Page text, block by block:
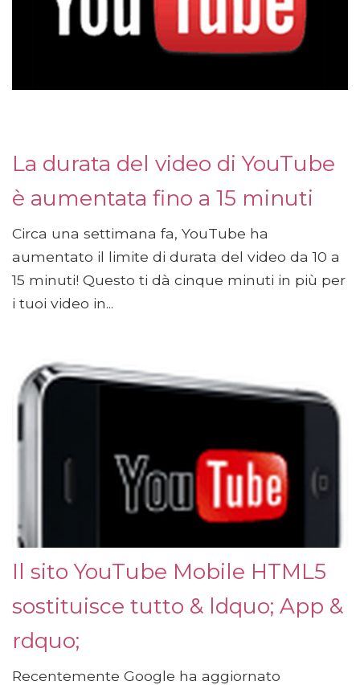
La durata del video di YouTube
è aumentata fino a 15 minuti
Circa una settimana fa, YouTube ha
aumentato il limite di durata del video da 10 a
15 minuti! Questo ti dà cinque minuti in più per
i tuoi video in...
Il sito YouTube Mobile HTML5
sostituisce tutto & ldquo; App &
rdquo;
Recentemente Google ha aggiornato